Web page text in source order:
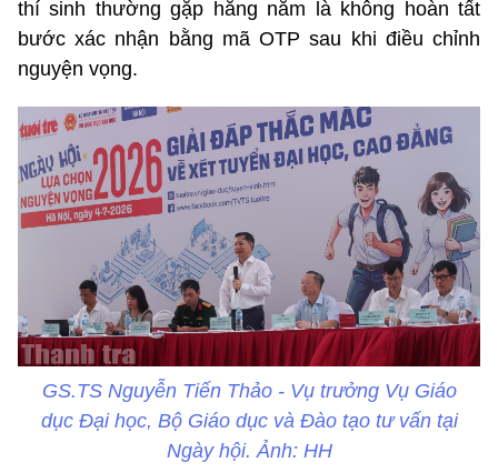
thí sinh thường gặp hằng năm là không hoàn tất
bước xác nhận bằng mã OTP sau khi điều chỉnh
nguyện vọng.
GS.TS Nguyễn Tiến Thảo - Vụ trưởng Vụ Giáo
dục Đại học, Bộ Giáo dục và Đào tạo tư vấn tại
Ngày hội. Ảnh: HH